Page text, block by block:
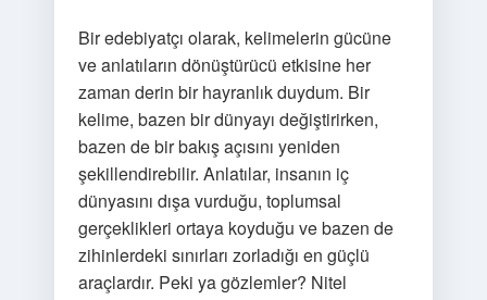
Bir edebiyatçı olarak, kelimelerin gücüne
ve anlatıların dönüştürücü etkisine her
zaman derin bir hayranlık duydum. Bir
kelime, bazen bir dünyayı değiştirirken,
bazen de bir bakış açısını yeniden
şekillendirebilir. Anlatılar, insanın iç
dünyasını dışa vurduğu, toplumsal
gerçeklikleri ortaya koyduğu ve bazen de
zihinlerdeki sınırları zorladığı en güçlü
araçlardır. Peki ya gözlemler? Nitel